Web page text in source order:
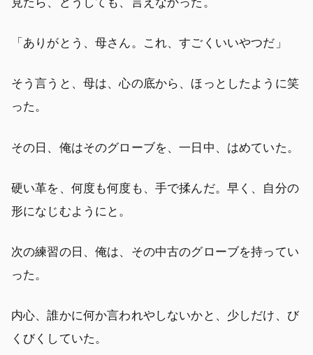
「ありがとう、母さん。これ、すごくいいやつだ」
そう言うと、母は、心の底から、ほっとしたように笑
った。
その日、俺はそのグローブを、一日中、はめていた。
硬い革を、何度も何度も、手で揉んだ。早く、自分の
形になじむようにと。
次の練習の日、俺は、その中古のグローブを持ってい
った。
内心、誰かに何か言われやしないかと、少しだけ、び
くびくしていた。